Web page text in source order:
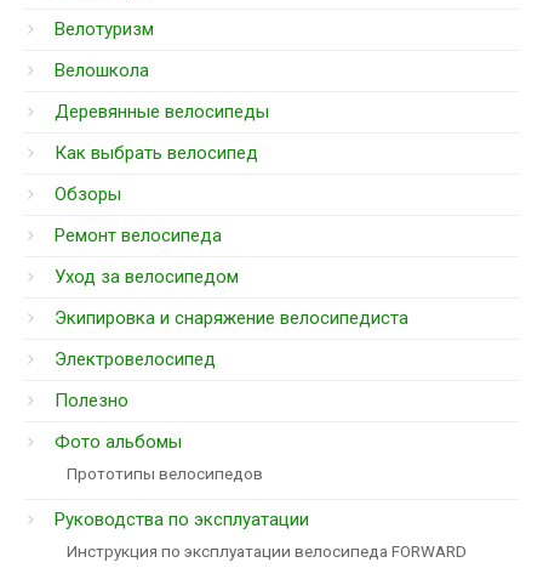
Велотуризм
Велошкола
Деревянные велосипеды
Как выбрать велосипед
Обзоры
Ремонт велосипеда
Уход за велосипедом
Экипировка и снаряжение велосипедиста
Электровелосипед
Полезно
Фото альбомы
Прототипы велосипедов
Руководства по эксплуатации
Инструкция по эксплуатации велосипеда FORWARD